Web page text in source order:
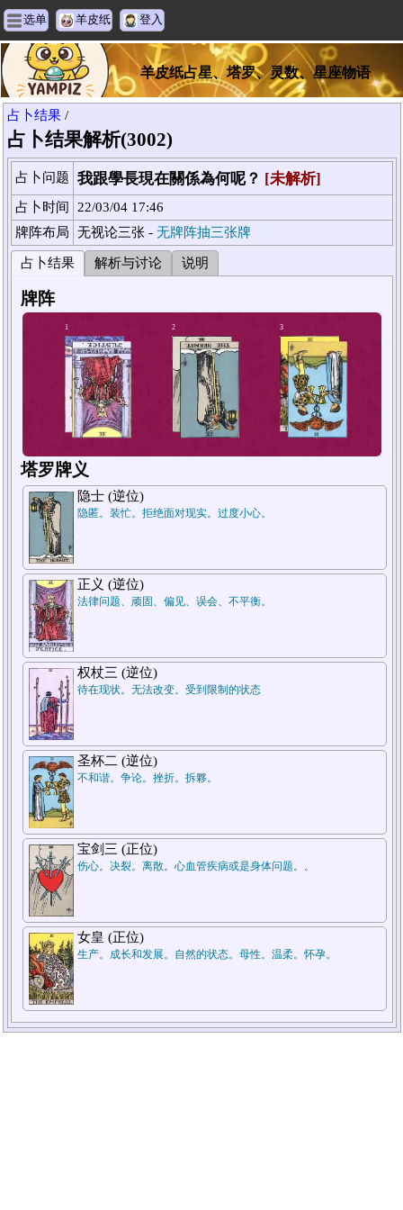
选单 羊皮纸 登入
羊皮纸占星、塔罗、灵数、星座物语
占卜结果 /
占卜结果解析(3002)
占卜问题 我跟學長現在關係為何呢？ [未解析]
占卜时间
22/03/04 17:46
牌阵布局
无视论三张 - 无牌阵抽三张牌
占卜结果 解析与讨论 说明
牌阵
1 2
塔罗牌义
隐士 (逆位)
隐匿。装忙。拒绝面对现实。过度小心。
正义 (逆位)
法律问题、顽固、偏见、误会、不平衡。
权杖三 (逆位)
待在现状。无法改变。受到限制的状态
圣杯二 (逆位)
不和谐。争论。挫折。拆夥。
宝剑三 (正位)
伤心。决裂。离散。心血管疾病或是身体问题。。
女皇 (正位)
生产。成长和发展。自然的状态。母性。温柔。怀孕。